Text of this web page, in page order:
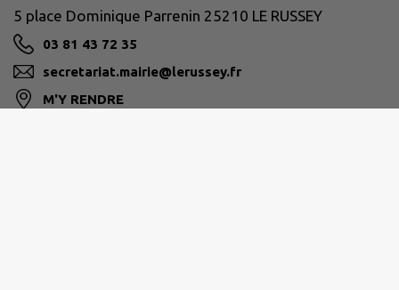
5 place Dominique Parrenin 25210 LE RUSSEY
03 81 43 72 35
secretariat.mairie@lerussey.fr
M'Y RENDRE